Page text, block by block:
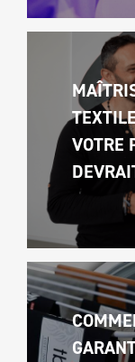
VOTRE